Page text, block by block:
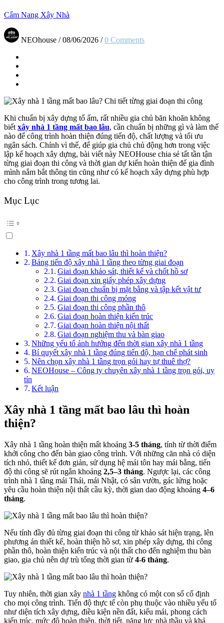
Cẩm Nang Xây Nhà
NEOhouse / 08/06/2026 / 0 Comments
Khi chuẩn bị xây dựng tổ ấm, rất nhiều gia chủ băn khoăn không
biết xây nhà 1 tầng mất bao lâu, cần chuẩn bị những gì và làm thế
nào để công trình hoàn thiện đúng tiến độ, chất lượng và tối ưu
ngân sách. Chính vì thế, để giúp gia chủ chủ động hơn trong việc
lập kế hoạch xây dựng, bài viết này NEOHouse chia sẻ tất tần tận
từng giai đoạn thi công và thời gian dự kiến hoàn thiện để gia đình
mình nắm bắt thông tin cũng như có kế hoạch xây dựng phù hợp
cho công trình trong tương lai.
Mục Lục
Xây nhà 1 tầng mất bao lâu thì hoàn thiện?
Bảng tiến độ xây nhà 1 tầng theo từng giai đoạn
Giai đoạn khảo sát, thiết kế và chốt hồ sơ
Giai đoạn xin giấy phép xây dựng
Giai đoạn chuẩn bị mặt bằng và tập kết vật tư
Giai đoạn thi công móng
Giai đoạn thi công phần thô
Giai đoạn hoàn thiện kiến trúc
Giai đoạn hoàn thiện nội thất
Giai đoạn nghiệm thu và bàn giao
Những yếu tố ảnh hưởng đến thời gian xây nhà 1 tầng
Bí quyết xây nhà 1 tầng đúng tiến độ, hạn chế phát sinh
Nên chọn xây nhà 1 tầng trọn gói hay tự thuê thợ?
NEOHouse – Công ty chuyên xây nhà 1 tầng trọn gói, uy
tín
Kết luận
Xây nhà 1 tầng mất bao lâu thì hoàn
thiện?
Xây nhà 1 tầng hoàn thiện mất khoảng 3-5 tháng, tính từ thời điểm
khởi công cho đến bàn giao công trình. Với những căn nhà có diện
tích nhỏ, thiết kế đơn giản, sử dụng hệ mái tôn hay mái bằng, tiến
độ thi công sẽ rút ngắn khoảng 2,5–3 tháng. Ngược lại, các công
trình nhà 1 tầng mái Thái, mái Nhật, có sân vườn, gác lửng hoặc
yêu cầu hoàn thiện nội thất cầu kỳ, thời gian dao động khoảng 4–6
tháng.
Nếu tính đầy đủ từng giai đoạn thi công từ khảo sát hiện trạng, lên
phương án thiết kế, hoàn thiện hồ sơ, xin phép xây dựng, thi công
phần thô, hoàn thiện kiến trúc và nội thất cho đến nghiệm thu bàn
giao, gia chủ nên dự trù tổng thời gian từ 4-6 tháng.
Tuy nhiên, thời gian xây nhà 1 tầng không có một con số cố định
cho mọi công trình. Tiến độ thực tế còn phụ thuộc vào nhiều yếu tố
như diện tích xây dựng, điều kiện nền đất, kiểu mái, phong cách
kiến trúc, mức độ hoàn thiện, thời tiết, năng lực nhà thầu và khả